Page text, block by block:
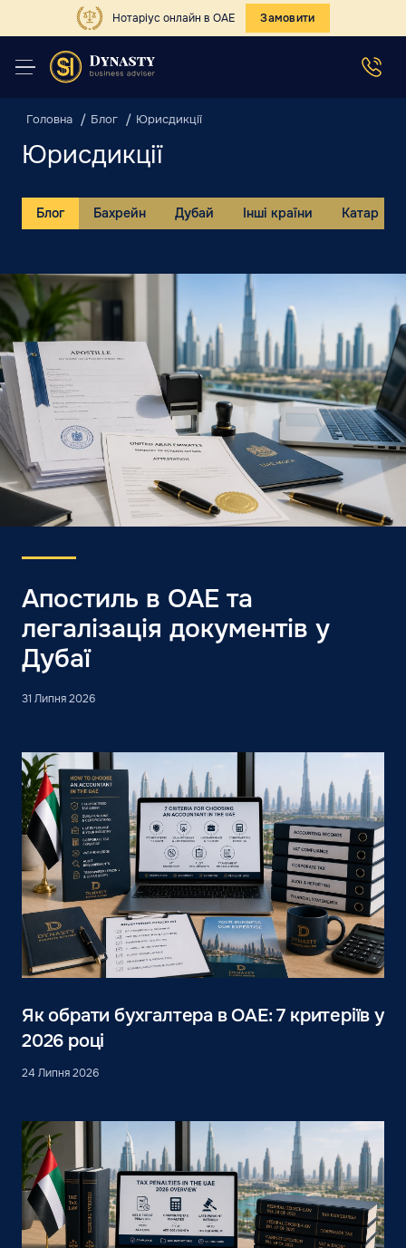
Нотаріус онлайн в ОАЕ Замовити
Головна Блог Юрисдикції
Юрисдикції
Блог Бахрейн Дубай Інші країни Катар
Апостиль в ОАЕ та
легалізація документів у
Дубаї
31 Липня 2026
Як обрати бухгалтера в ОАЕ: 7 критеріїв у
2026 році
24 Липня 2026